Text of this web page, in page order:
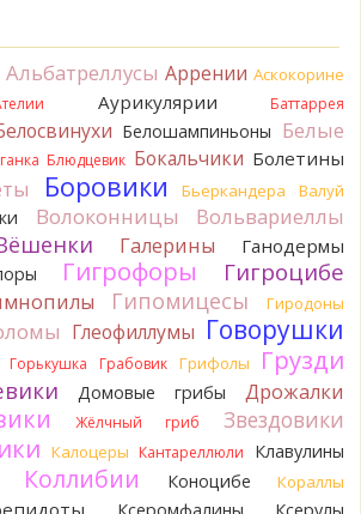
мы ждём ваших подтверждений
разных фото не один и тот же гриб. Они
это с вашим участием.
разнести по разным вопросам!
польский!
дайте уточнение насчёт изменения
Без этой информации до конца
жёлтым и собачьим груздями!
подберезовик!
скученная.
Любит молодняк и растёт ещё по
Альбатреллусы Аррении Аскокорине
Аурикулярии Баттаррея
Белошампиньоны Белые
Блюдцевик Бокальчики Болетины
Боровики Бьеркандера Валуй
Волоконницы Вольвариеллы
Галерины Ганодермы
Гигрофоры Гигроцибе
Гипомицесы Гиродоны
Глеофиллумы Говорушки
Горькушка Грабовик Грифолы Грузди
Домовые грибы Дрожалки
Жёлчный гриб Звездовики
Калоцеры Кантареллюли
Клавулины
Коллибии Коноцибе Кораллы